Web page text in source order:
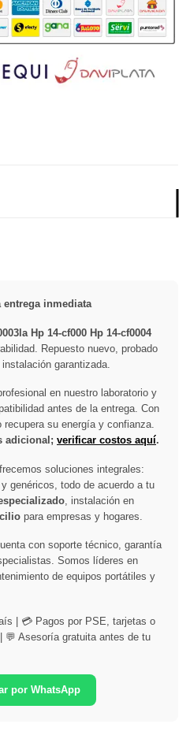
inmediata
Hp 14-cf000 Hp 14-cf0004
Repuesto nuevo, probado
garantizada.
en nuestro laboratorio y
antes de la entrega. Con
recupera su energía y confianza.
adicional; verificar costos aquí.
soluciones integrales:
genéricos, todo de acuerdo a tu
, instalación en
para empresas y hogares.
con soporte técnico, garantía
Somos líderes en
de equipos portátiles y
| 💳 Pagos por PSE, tarjetas o
💬 Asesoría gratuita antes de tu
por WhatsApp